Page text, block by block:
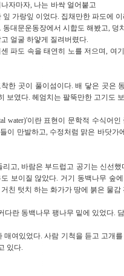
자마자, 나는 바싹 얼어붙고
가랑잎 이었다. 집채만한 파도에
대문운동장에서 시합도 해봤고,
얼굴 하얗게 질려버렸다.
파도 속을 태연히 노를 저으며, 여
한 곳이 풀이섬이다. 배 닿은 곳은
보였다. 헤엄치는 팔뚝만한 고기도
water)'이란 표현이 문학적 수식어
이 만발하고, 수정처럼 맑은 바닷
고, 바람은 부드럽고 공기는 신선
보이질 않았다. 거기 동백나무 숲
친 텃치 하는 화가가 땅에 붉은 물감
다란 동백나무 팽나무 밑에 있었다.
매여있었다. 사람 기척을 듣고 고개
있다.